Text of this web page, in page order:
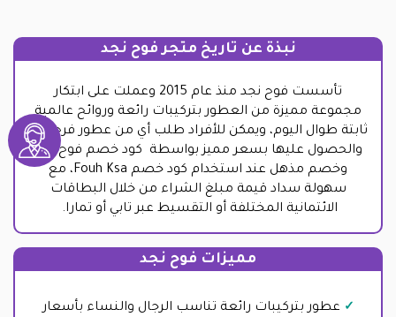
نبذة عن تاريخ متجر فوح نجد
تأسست فوح نجد منذ عام 2015 وعملت على ابتكار
مجموعة مميزة من العطور بتركيبات رائعة وروائح عالمية
ثابتة طوال اليوم، ويمكن للأفراد طلب أي من عطور فرح نجد
والحصول عليها بسعر مميز بواسطة كود خصم فوح نجد
وخصم مذهل عند استخدام كود خصم Fouh Ksa، مع
سهولة سداد قيمة مبلغ الشراء من خلال البطاقات
الائتمانية المختلفة أو التقسيط عبر تابي أو تمارا.
مميزات فوح نجد
عطور بتركيبات رائعة تناسب الرجال والنساء بأسعار